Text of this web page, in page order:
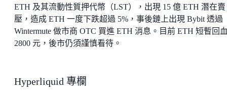
ETH 及其流動性質押代幣（LST），出現 15 億 ETH 潛在賣
壓，造成 ETH 一度下跌超過 5%，事後鏈上出現 Bybit 透過
Wintermute 做市商 OTC 買進 ETH 消息。目前 ETH 短暫回
2800 元，後市仍須謹慎看待。
Hyperliquid 專欄